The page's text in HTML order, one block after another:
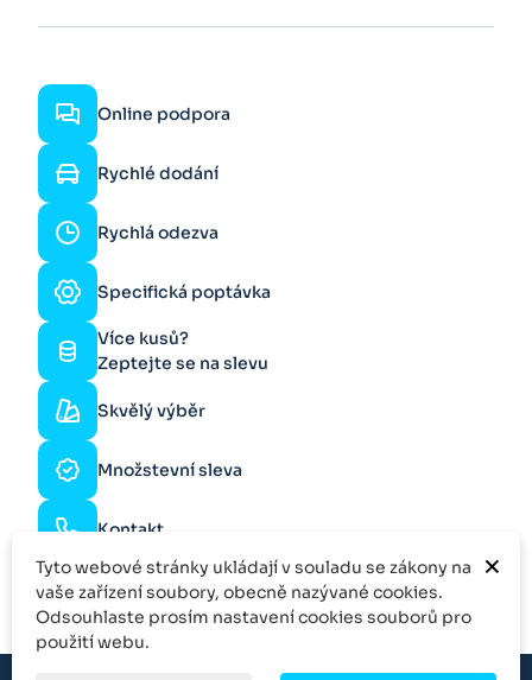
Online podpora
Rychlé dodání
Rychlá odezva
Specifická poptávka
Více kusů?
Zeptejte se na slevu
Skvělý výběr
Množstevní sleva
Kontakt
×
Tyto webové stránky ukládají v souladu se zákony na
vaše zařízení soubory, obecně nazývané cookies.
Odsouhlaste prosím nastavení cookies souborů pro
použití webu.